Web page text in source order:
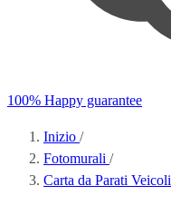
100% Happy guarantee
Inizio /
Fotomurali /
Carta da Parati Veicoli